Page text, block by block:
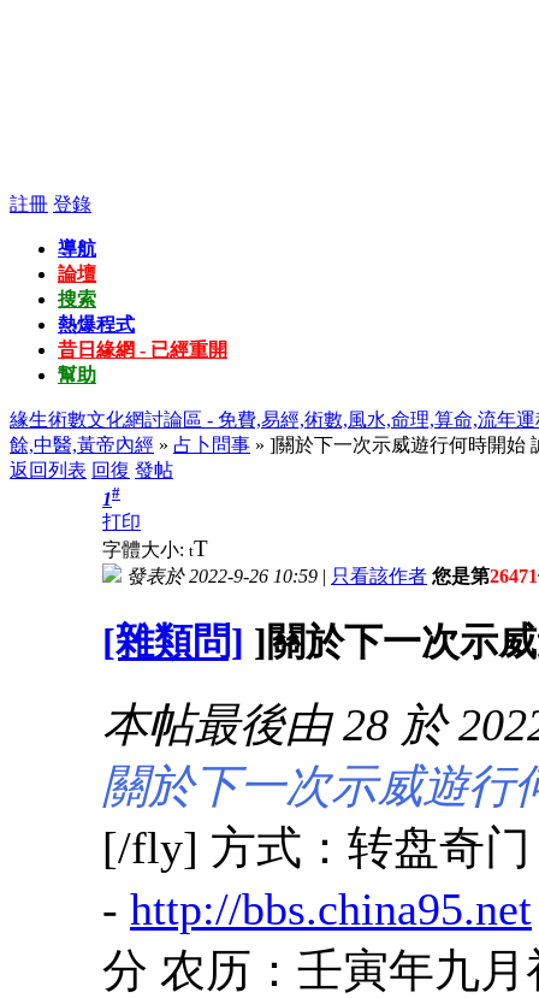
註冊 登錄
導航
論壇
搜索
熱爆程式
昔日緣網 - 已經重開
幫助
緣生術數文化網討論區 - 免費,易經,術數,風水,命理,算命,流年
餘,中醫,黃帝內經 » 占卜問事 » ]關於下一次示威遊行何時開始
返回列表 回復 發帖
1#
打印
字體大小: tT
發表於 2022-9-26 10:59 | 只看該作者 您是第26471
[雜類問] ]關於下一次示
本帖最後由 28 於
關於下一次示威遊行
[/fly] 方式：转盘奇
- http://bbs.china95.net
分 农历：壬寅年九